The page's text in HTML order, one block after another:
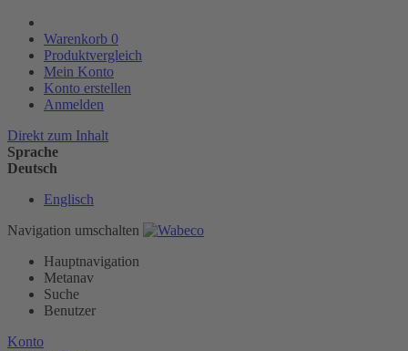
Warenkorb 0
Produktvergleich
Mein Konto
Konto erstellen
Anmelden
Direkt zum Inhalt
Sprache
Deutsch
Englisch
Navigation umschalten
Hauptnavigation
Metanav
Suche
Benutzer
Konto